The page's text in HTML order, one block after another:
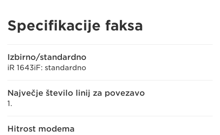
Specifikacije faksa
Izbirno/standardno
iR 1643iF: standardno
Največje število linij za povezavo
1.
Hitrost modema